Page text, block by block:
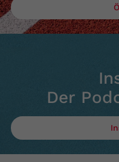
Der